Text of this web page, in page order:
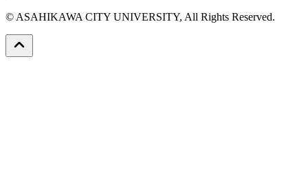
© ASAHIKAWA CITY UNIVERSITY, All Rights Reserved.